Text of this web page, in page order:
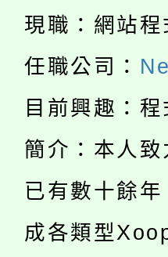
代理(課
程，歡
心理、
系所師
淨零綠
會
115年
程
學期銜
學籍身
版
淨零綠
公告本
代理(課
「2026
現職：網站程
任職公司：
目前興趣：
簡介：本人
已有數十餘
成各類型